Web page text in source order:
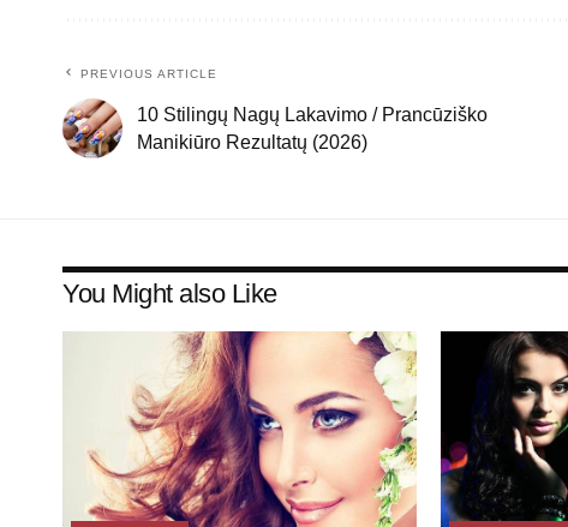
PREVIOUS ARTICLE
10 Stilingų Nagų Lakavimo / Prancūziško
Manikiūro Rezultatų (2026)
You Might also Like